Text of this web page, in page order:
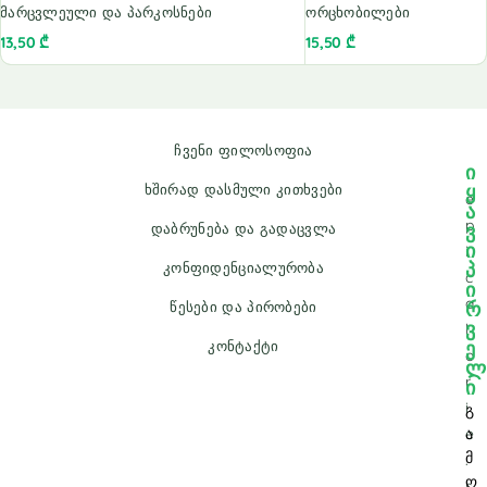
მარცვლეული და პარკოსნები
13,50₾
ორცხობილები
15,50 ₾
ჩვენი ფილოსოფია
ხშირად დასმული კითხვები
დაბრუნება და გადაცვლა
კონფიდენციალურობა
წესები და პირობები
კონტაქტი
e
p
i
c
a
l
o
r
i
e
.
ი
ყ
ა
ვ
ი
პ
ი
რ
ვ
ე
ლ
ი
გ
ა
მ
ო